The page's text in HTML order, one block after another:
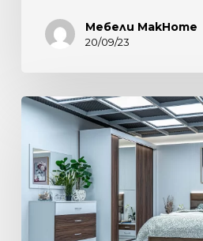
Мебели MakHome
20/09/23
ЕЛЕГАНТНОСТ,
КОМФОРТ
ФУНКЦИОНАЛНОСТ.
РЕВЮ